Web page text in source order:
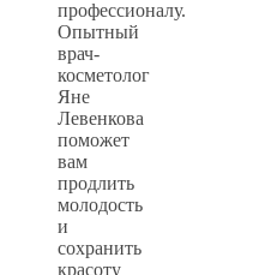
профессионалу.
Опытный
врач-
косметолог
Яне
Левенкова
поможет
вам
продлить
молодость
и
сохранить
красоту